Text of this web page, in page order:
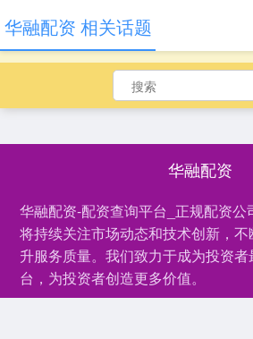
华融配资
华融配资-配资查询平台_正规配资公
将持续关注市场动态和技术创新，
升服务质量。我们致力于成为投资
台，为投资者创造更多价值。
华融配资 相关话题